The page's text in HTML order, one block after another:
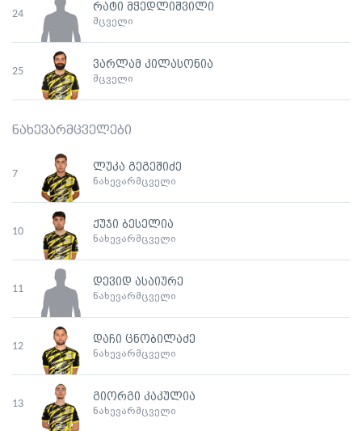
24
რატი მჭედლიშვილი
მცველი
25
ვარლამ კილასონია
მცველი
ნახევარმცველები
7
ლუკა გეგეშიძე
ნახევარმცველი
10
ქუჯი ბესელია
ნახევარმცველი
11
დევიდ ასაიურე
ნახევარმცველი
12
დაჩი ცნობილაძე
ნახევარმცველი
13
გიორგი კაკულია
ნახევარმცველი